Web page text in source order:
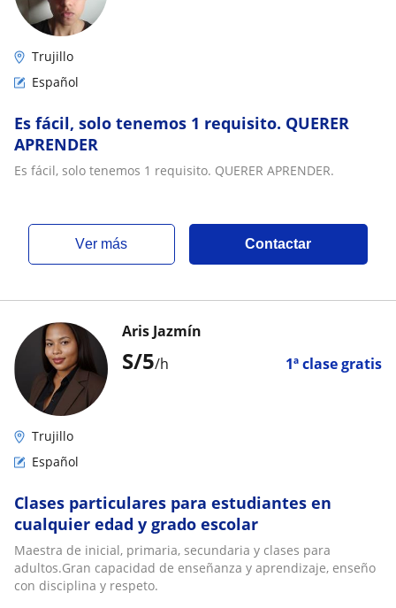
Trujillo
Español
Es fácil, solo tenemos 1 requisito. QUERER
APRENDER
Es fácil, solo tenemos 1 requisito. QUERER APRENDER.
ver más Contactar
S/5/h 1ª clase gratis
Aris Jazmín
Trujillo
Español
Clases particulares para estudiantes en
cualquier edad y grado escolar
Maestra de inicial, primaria, secundaria y clases para
adultos.Gran capacidad de enseñanza y aprendizaje, enseño
con disciplina y respeto.